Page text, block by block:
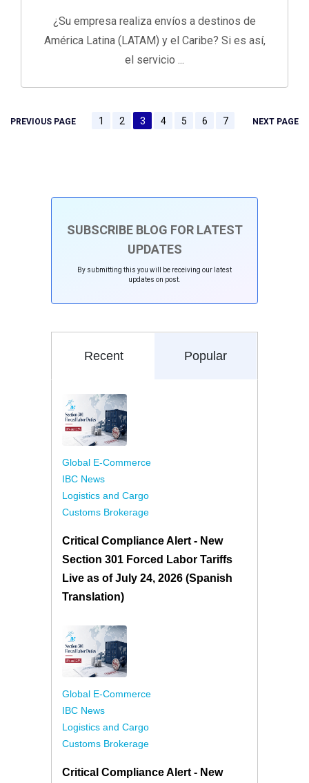
¿Su empresa realiza envíos a destinos de
América Latina (LATAM) y el Caribe? Si es así,
el servicio ...
PREVIOUS PAGE 1 2 3 4 5 6 7 NEXT PAGE
SUBSCRIBE BLOG FOR LATEST
UPDATES
By submitting this you will be receiving our latest
updates on post.
Recent Popular
Global E-Commerce
IBC News
Logistics and Cargo
Customs Brokerage
Critical Compliance Alert - New
Section 301 Forced Labor Tariffs
Live as of July 24, 2026 (Spanish
Translation)
Global E-Commerce
IBC News
Logistics and Cargo
Customs Brokerage
Critical Compliance Alert - New